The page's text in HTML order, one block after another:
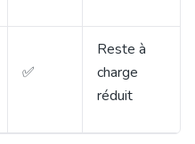
✅
Reste à
charge
réduit